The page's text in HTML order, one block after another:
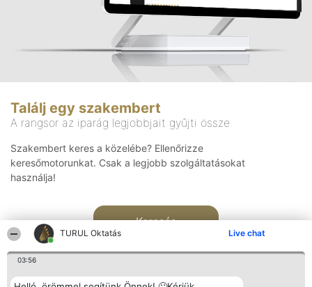
TURUL Oktatás Live chat
03:56
Találj egy szakembert
A rangsor az iparág legjobbjait gyűjti össze
Szakembert keres a közelébe? Ellenőrizze
keresőmotorunkat. Csak a legjobb szolgáltatásokat
használja!
Keresés